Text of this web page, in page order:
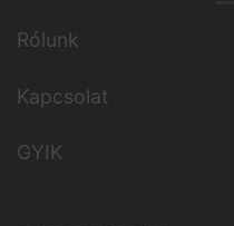
Rólunk
Kapcsolat
GYIK